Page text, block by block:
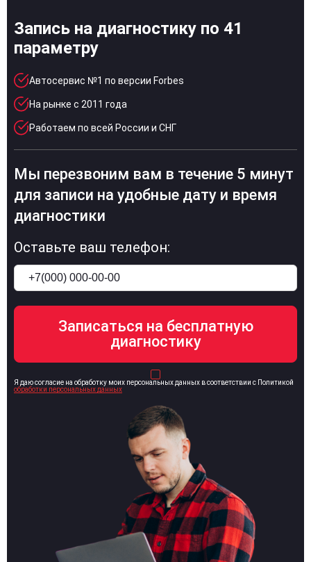
Запись на диагностику по 41
параметру
Автосервис №1 по версии Forbes
На рынке с 2011 года
Работаем по всей России и СНГ
Мы перезвоним вам в течение 5 минут
для записи на удобные дату и время
диагностики
Оставьте ваш телефон:
Я даю согласие на обработку моих персональных данных в соответствии с Политикой
обработки персональных данных